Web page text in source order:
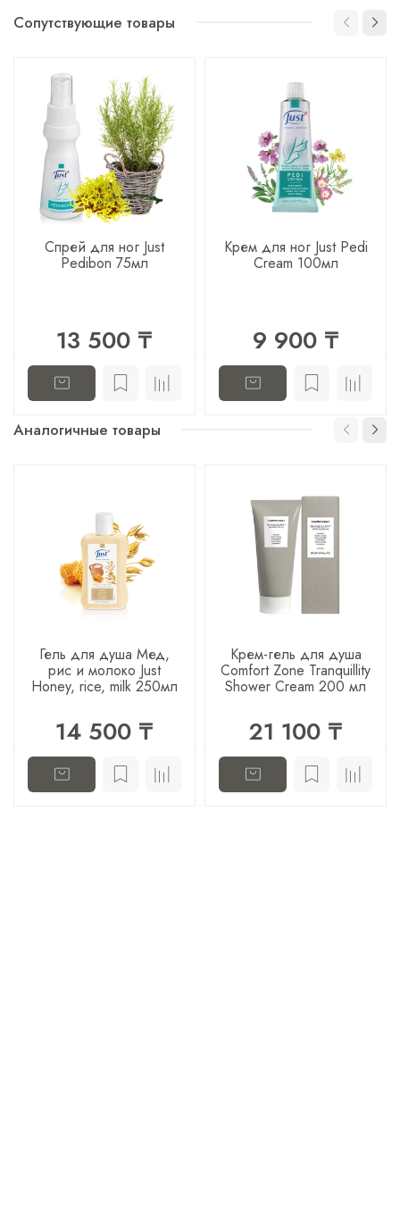
Сопутствующие товары
Спрей для ног Just
Pedibon 75мл
13 500 ₸
Крем для ног Just Pedi
Cream 100мл
9 900 ₸
Аналогичные товары
Гель для душа Мед,
рис и молоко Just
Honey, rice, milk 250мл
14 500 ₸
Крем-гель для душа
Comfort Zone Tranquillity
Shower Cream 200 мл
21 100 ₸